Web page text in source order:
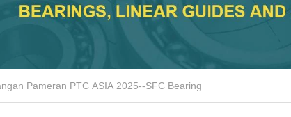
Pameran PTC ASIA 2025--SFC Bearing